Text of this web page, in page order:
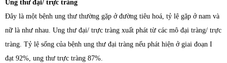
Ung thư đại/ trực tràng
Đây là một bệnh ung thư thường gặp ở đường tiêu hoá, tỷ lệ gặp ở nam và
nữ là như nhau. Ung thư đại/ trực tràng xuất phát từ các mô đại tràng/ trực
tràng. Tỷ lệ sống của bệnh ung thư đại tràng nếu phát hiện ở giai đoạn I
đạt 92%, ung thư trực tràng 87%.